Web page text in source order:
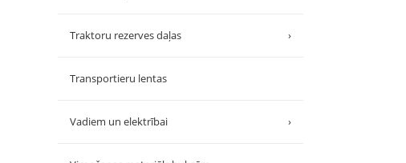
Traktoru rezerves daļas ›
Transportieru lentas
Vadiem un elektrībai ›